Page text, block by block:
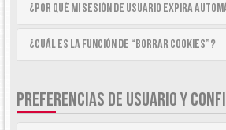
¿Por qué mi sesión de usuario expira
¿Cuál es la función de “Borrar cookies”?
PREFERENCIAS DE USUARIO Y